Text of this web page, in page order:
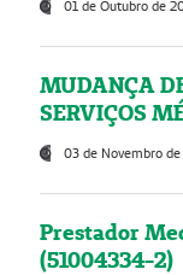
01 de Outubro de
MUDANÇA
SERVIÇOS
03 de Novembro
Prestador
(51004334-2)